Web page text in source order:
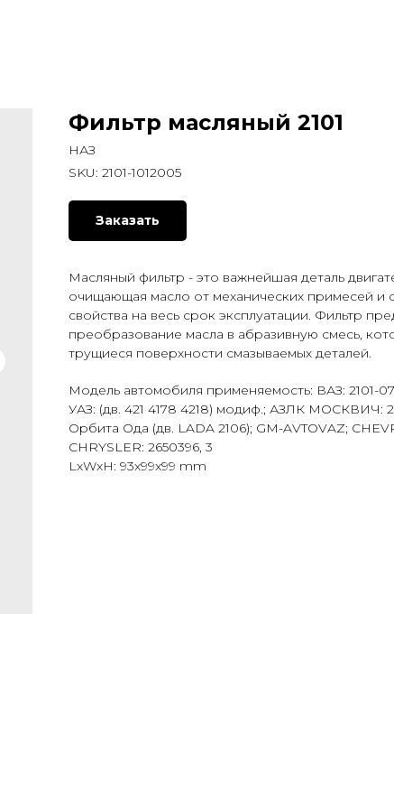
Фильтр масляный 2101
НАЗ
SKU: 2101-1012005
Заказать
Масляный фильтр - это важнейшая деталь
очищающая масло от механических примесей и
свойства на весь срок эксплуатации. Фильтр
преобразование масла в абразивную смесь,
трущиеся поверхности смазываемых деталей.
Модель автомобиля применяемость: ВАЗ: 2101-07,
УАЗ: (дв. 421 4178 4218) модиф.; АЗЛК МОСКВИЧ:
Орбита Ода (дв. LADA 2106); GM-AVTOVAZ;
CHRYSLER: 2650396, 3
LxWxH: 93x99x99 mm